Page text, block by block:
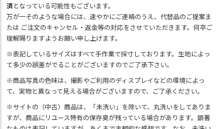
済となっている可能性もございます。
万が一そのような場合には、速やかにご連絡のうえ、代替品のご提案ま
たは ご注文のキャンセル・返金等の対応をさせていただきます。何卒ご
理解賜りますようお願い申し上げます。
※表記しているサイズはすべて手作業で採寸しております。生地によっ
て多少の誤差がでることがございますのでご了承下さい。
※商品写真の色味は、撮影やご利用のディスプレイなどの環境によっ
て、実物と異なって見える場合がございますので、ご了承ください。
※サイトの（中古）商品は、「未洗い」を除いて、丸洗いをしてありま
すが、商品にリユース特有の保存臭が残っている場合があります。顕著